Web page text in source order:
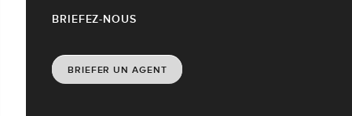
BRIEFEZ-NOUS
BRIEFER UN AGENT